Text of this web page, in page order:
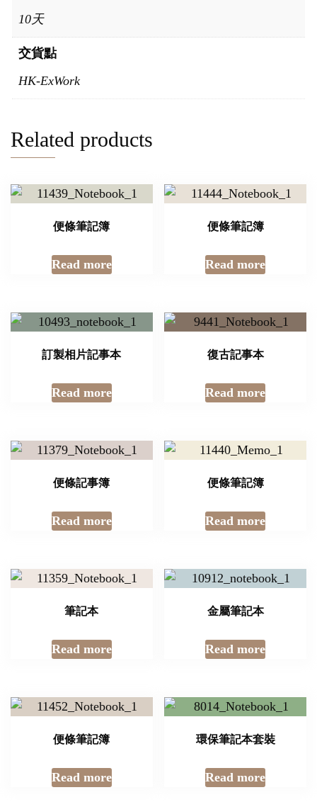
10天
交貨點
HK-ExWork
Related products
便條筆記簿
Read more
便條筆記簿
Read more
訂製相片記事本
Read more
復古記事本
Read more
便條記事簿
Read more
便條筆記簿
Read more
筆記本
Read more
金屬筆記本
Read more
便條筆記簿
Read more
環保筆記本套裝
Read more